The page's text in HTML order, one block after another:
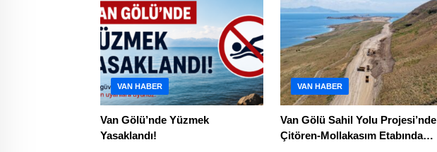
VAN HABER
Van Gölü’nde Yüzmek
Yasaklandı!
VAN HABER
Van Gölü Sahil Yolu Projesi’nde
Çitören-Mollakasım Etabında